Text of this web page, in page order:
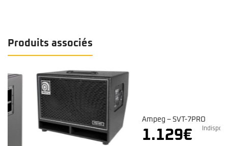
Produits associés
Ampeg – SVT-7PRO
1.129€ Indisponible